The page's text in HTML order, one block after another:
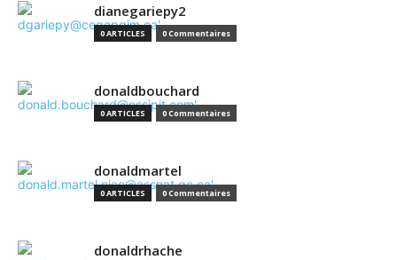
dianegariepy2
0 ARTICLES 0 Commentaires
donaldbouchard
0 ARTICLES 0 Commentaires
donaldmartel
0 ARTICLES 0 Commentaires
donaldrhache